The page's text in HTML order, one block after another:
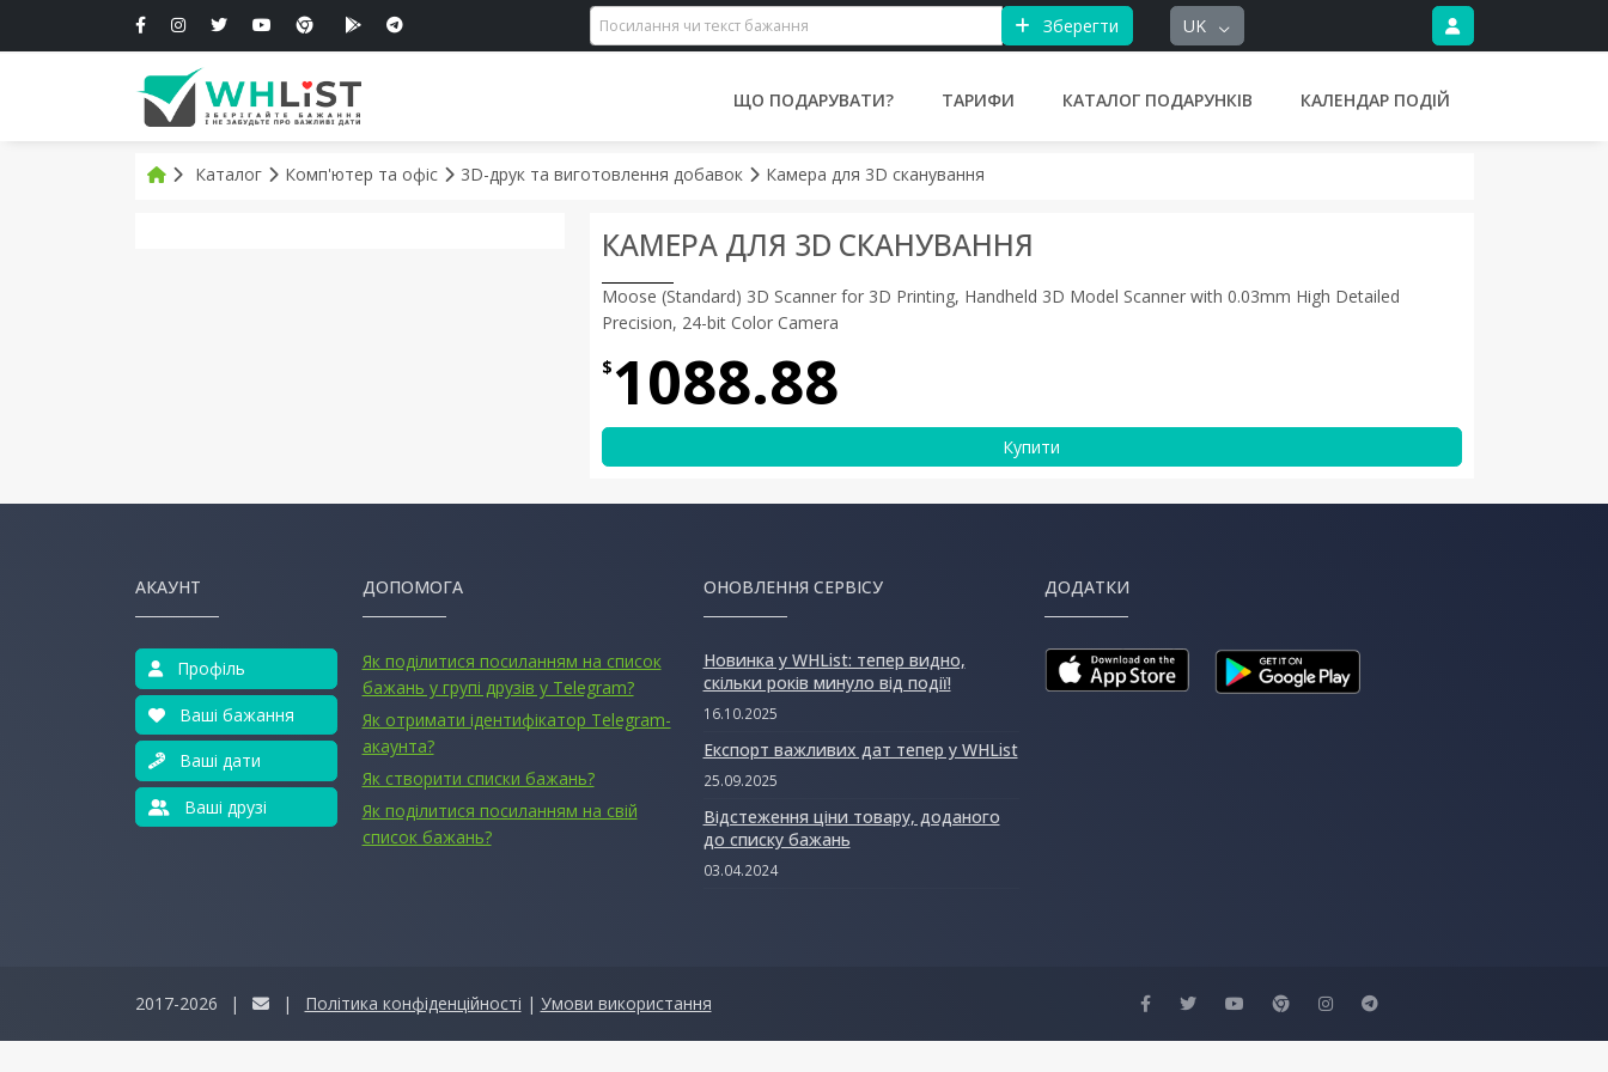
Зберегти UK
ЩО ПОДАРУВАТИ? ТАРИФИ КАТАЛОГ ПОДАРУНКІВ КАЛЕНДАР ПОДІЙ
Каталог Комп'ютер та офіс 3D-друк та виготовлення добавок Камера для 3D сканування
КАМЕРА ДЛЯ 3D СКАНУВАННЯ
Moose (Standard) 3D Scanner for 3D Printing, Handheld 3D Model Scanner with 0.03mm High Detailed
Precision, 24-bit Color Camera
$ 1088.88
Купити
АКАУНТ
Профіль
Ваші бажання
Ваші дати
Ваші друзі
ДОПОМОГА
Як поділитися посиланням на список
бажань у групі друзів у Telegram?
Як отримати ідентифікатор Telegram-
акаунта?
Як створити списки бажань?
Як поділитися посиланням на свій
список бажань?
ОНОВЛЕННЯ СЕРВІСУ
Новинка у WHList: тепер видно,
скільки років минуло від події!
16.10.2025
Експорт важливих дат тепер у WHList
25.09.2025
Відстеження ціни товару, доданого
до списку бажань
03.04.2024
ДОДАТКИ
2017-2026 | | Політика конфіденційності | Умови використання